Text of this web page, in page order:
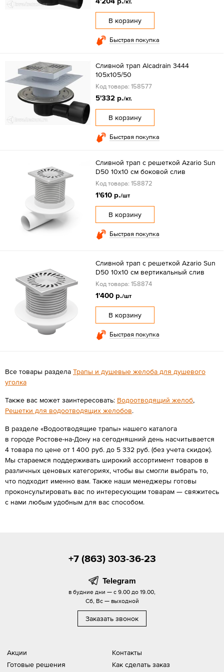
/кт.
В корзину
Быстрая покупка
Сливной трап Alcadrain 3444
105x105/50
Код товара: 158577
5'332 р./кт.
В корзину
Быстрая покупка
Сливной трап с решеткой Azario Sun
D50 10x10 см боковой слив
Код товара: 158872
1'610 р./шт
В корзину
Быстрая покупка
Сливной трап с решеткой Azario Sun
D50 10x10 см вертикальный слив
Код товара: 158874
1'400 р./шт
В корзину
Быстрая покупка
Все товары раздела Трапы и душевые желоба для душевого
уголка
Также вас может заинтересовать: Водоотводящий желоб,
Решетки для водоотводящих желобов.
В разделе «Водоотводящие трапы» нашего каталога
в городе Ростове-на-Дону на сегодняшний день насчитывается
4 товара по цене от 1 400 руб. до 5 332 руб. (без учета скидок).
Мы стараемся поддерживать широкий ассортимент товаров в
различных ценовых категориях, чтобы вы смогли выбрать то,
что подходит именно вам. Также наши менеджеры готовы
проконсультировать вас по интересующим товарам — свяжитесь
с нами любым удобным для вас способом.
Акции
Готовые решения
Контакты
Как сделать заказ
+7 (863) 303-36-23
Telegram
в будние дни — с 9.00 до 19.00,
Сб, Вс — выходной
Заказать звонок